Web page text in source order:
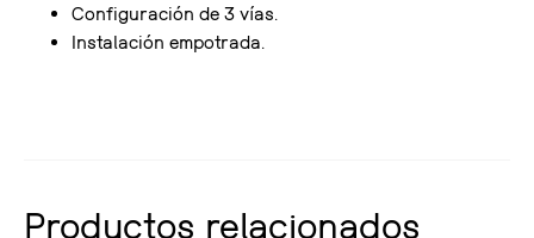
Configuración de 3 vías.
Instalación empotrada.
Productos relacionados